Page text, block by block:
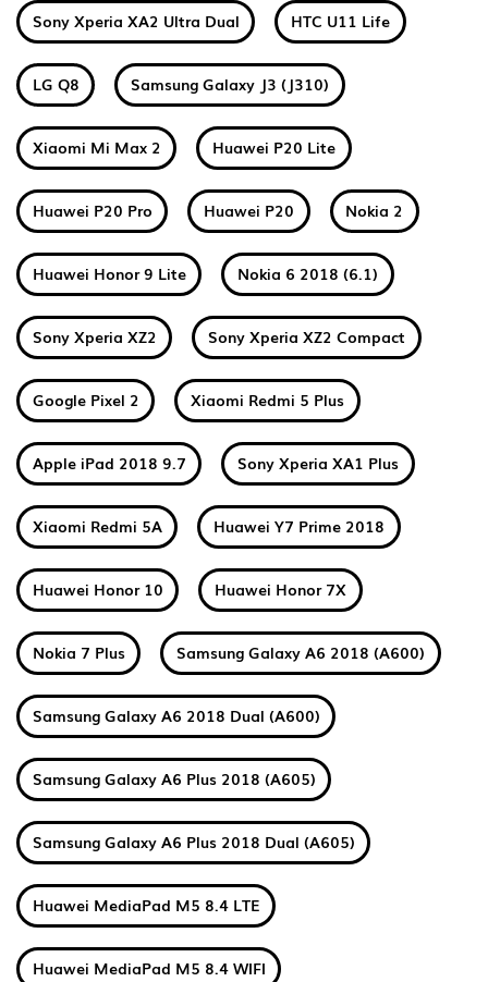
Sony Xperia XA2 Ultra Dual HTC U11 Life
LG Q8 Samsung Galaxy J3 (J310)
Xiaomi Mi Max 2 Huawei P20 Lite
Huawei P20 Pro Huawei P20 Nokia 2
Huawei Honor 9 Lite Nokia 6 2018 (6.1)
Sony Xperia XZ2 Sony Xperia XZ2 Compact
Google Pixel 2 Xiaomi Redmi 5 Plus
Apple iPad 2018 9.7 Sony Xperia XA1 Plus
Xiaomi Redmi 5A Huawei Y7 Prime 2018
Huawei Honor 10 Huawei Honor 7X
Nokia 7 Plus Samsung Galaxy A6 2018 (A600)
Samsung Galaxy A6 2018 Dual (A600)
Samsung Galaxy A6 Plus 2018 (A605)
Samsung Galaxy A6 Plus 2018 Dual (A605)
Huawei MediaPad M5 8.4 LTE
Huawei MediaPad M5 8.4 WIFI